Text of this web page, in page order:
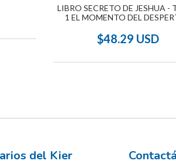
LIBRO SECRETO DE JESHUA -
1 EL MOMENTO DEL
$48.29 USD
del Kier